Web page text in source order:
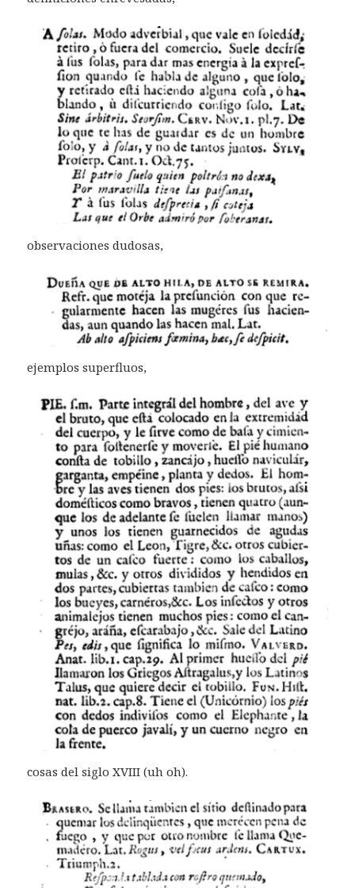
observaciones dudosas,
ejemplos superfluos,
cosas del siglo XVIII (uh oh).